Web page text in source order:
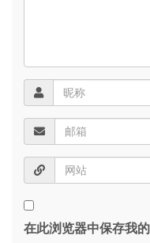
在此浏览器中保存我